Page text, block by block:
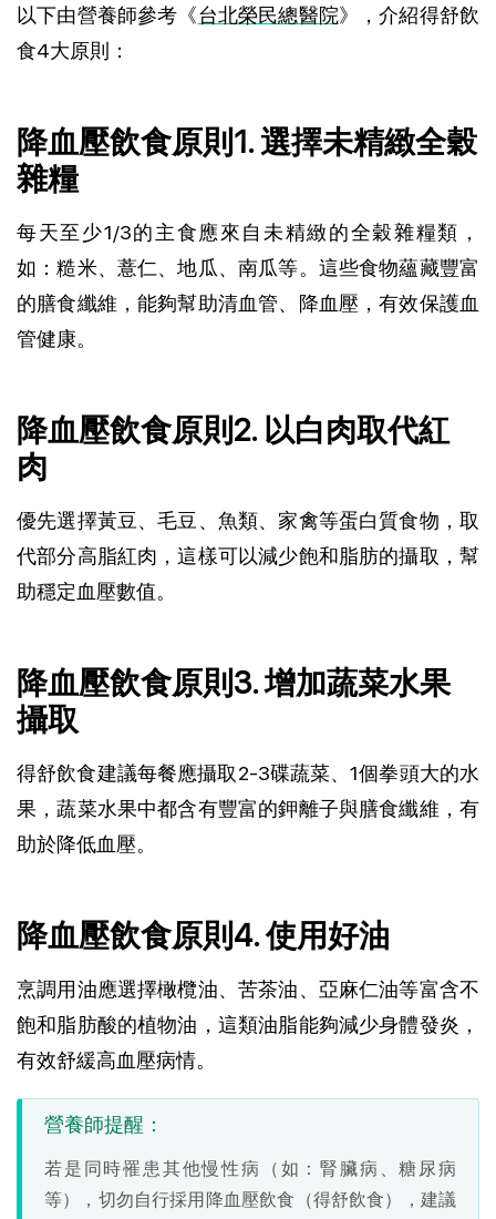
以下由營養師參考《台北榮民總醫院》，介紹得舒飲
食4大原則：
降血壓飲食原則1. 選擇未精緻全穀
雜糧
每天至少1/3的主食應來自未精緻的全穀雜糧類，
如：糙米、薏仁、地瓜、南瓜等。這些食物蘊藏豐富
的膳食纖維，能夠幫助清血管、降血壓，有效保護血
管健康。
降血壓飲食原則2. 以白肉取代紅
肉
優先選擇黃豆、毛豆、魚類、家禽等蛋白質食物，取
代部分高脂紅肉，這樣可以減少飽和脂肪的攝取，幫
助穩定血壓數值。
降血壓飲食原則3. 增加蔬菜水果
攝取
得舒飲食建議每餐應攝取2-3碟蔬菜、1個拳頭大的水
果，蔬菜水果中都含有豐富的鉀離子與膳食纖維，有
助於降低血壓。
降血壓飲食原則4. 使用好油
烹調用油應選擇橄欖油、苦茶油、亞麻仁油等富含不
飽和脂肪酸的植物油，這類油脂能夠減少身體發炎，
有效舒緩高血壓病情。
營養師提醒：
若是同時罹患其他慢性病（如：腎臟病、糖尿病
等），切勿自行採用降血壓飲食（得舒飲食），建議